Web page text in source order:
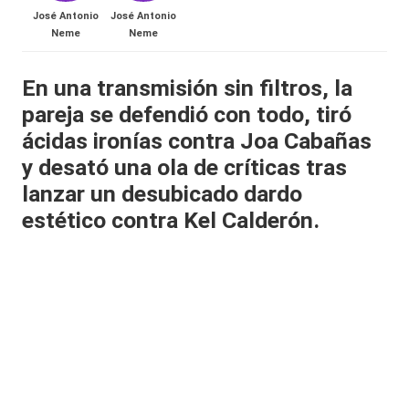
R
al
it
y
s,
T
José Antonio
Neme
José Antonio
Neme
En una transmisión sin filtros, la
pareja se defendió con todo, tiró
ácidas ironías contra Joa Cabañas
y desató una ola de críticas tras
lanzar un desubicado dardo
estético contra Kel Calderón.